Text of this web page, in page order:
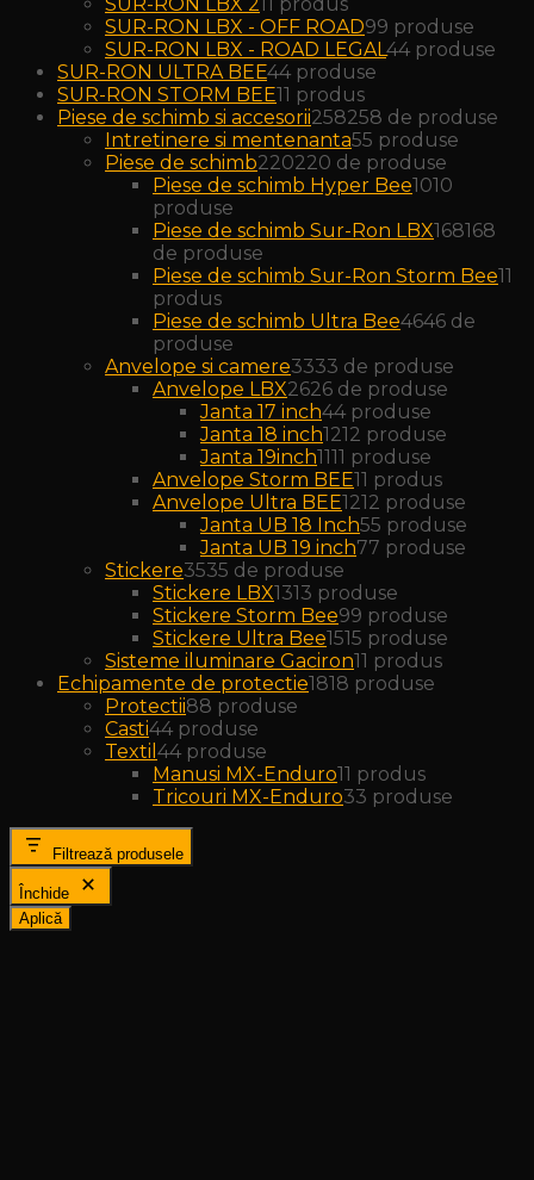
SUR-RON LBX 211 produs
SUR-RON LBX - OFF ROAD99 produse
SUR-RON LBX - ROAD LEGAL44 produse
SUR-RON ULTRA BEE44 produse
SUR-RON STORM BEE11 produs
Piese de schimb si accesorii258258 de produse
Intretinere si mentenanta55 produse
Piese de schimb220220 de produse
Piese de schimb Hyper Bee1010
produse
Piese de schimb Sur-Ron LBX168168
de produse
Piese de schimb Sur-Ron Storm Bee11
produs
Piese de schimb Ultra Bee4646 de
produse
Anvelope si camere3333 de produse
Anvelope LBX2626 de produse
Janta 17 inch44 produse
Janta 18 inch1212 produse
Janta 19inch1111 produse
Anvelope Storm BEE11 produs
Anvelope Ultra BEE1212 produse
Janta UB 18 Inch55 produse
Janta UB 19 inch77 produse
Stickere3535 de produse
Stickere LBX1313 produse
Stickere Storm Bee99 produse
Stickere Ultra Bee1515 produse
Sisteme iluminare Gaciron11 produs
Echipamente de protectie1818 produse
Protectii88 produse
Casti44 produse
Textil 44 produse
Manusi MX-Enduro11 produs
Tricouri MX-Enduro33 produse
Filtrează produsele
Închide
Aplică